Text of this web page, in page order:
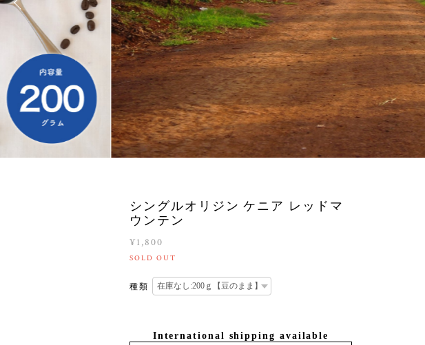
シングルオリジン ケニア レッドマ
ウンテン
¥1,800
SOLD OUT
種類
International shipping available